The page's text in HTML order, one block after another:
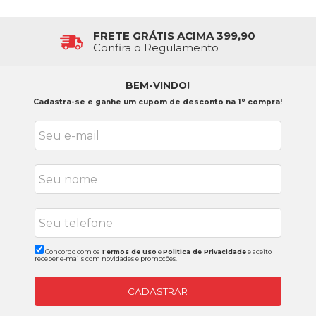
FRETE GRÁTIS ACIMA 399,90
Confira o Regulamento
BEM-VINDO!
Cadastra-se e ganhe um cupom de desconto na 1° compra!
Concordo com os Termos de uso ePolitica de Privacidadee aceito
receber e-mails com novidades e promoções.
CADASTRAR